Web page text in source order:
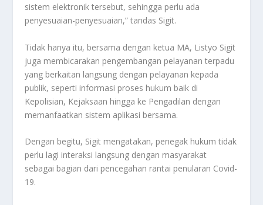
sistem elektronik tersebut, sehingga perlu ada
penyesuaian-penyesuaian,” tandas Sigit.
Tidak hanya itu, bersama dengan ketua MA, Listyo Sigit
juga membicarakan pengembangan pelayanan terpadu
yang berkaitan langsung dengan pelayanan kepada
publik, seperti informasi proses hukum baik di
Kepolisian, Kejaksaan hingga ke Pengadilan dengan
memanfaatkan sistem aplikasi bersama.
Dengan begitu, Sigit mengatakan, penegak hukum tidak
perlu lagi interaksi langsung dengan masyarakat
sebagai bagian dari pencegahan rantai penularan Covid-
19.